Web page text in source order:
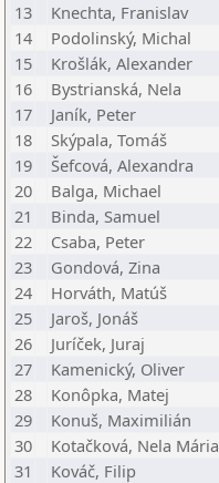
13
Knechta, Franislav
14
Podolinský, Michal
15
Krošlák, Alexander
16
Bystrianská, Nela
17
Janík, Peter
18
Skýpala, Tomáš
19
Šefcová, Alexandra
20
Balga, Michael
21
Binda, Samuel
22
Csaba, Peter
23
Gondová, Zina
24
Horváth, Matúš
25
Jaroš, Jonáš
26
Juríček, Juraj
27
Kamenický, Oliver
28
Konôpka, Matej
29
Konuš, Maximilián
30
Kotačková, Nela Mária
31
Kováč, Filip